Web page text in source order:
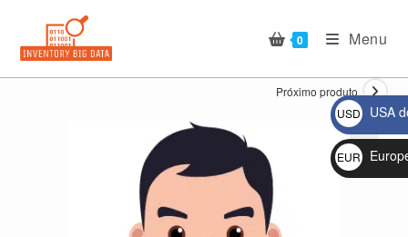
conteúdo
0 Menu
Próximo produto
🔍
USD
$
USA
EUR
€